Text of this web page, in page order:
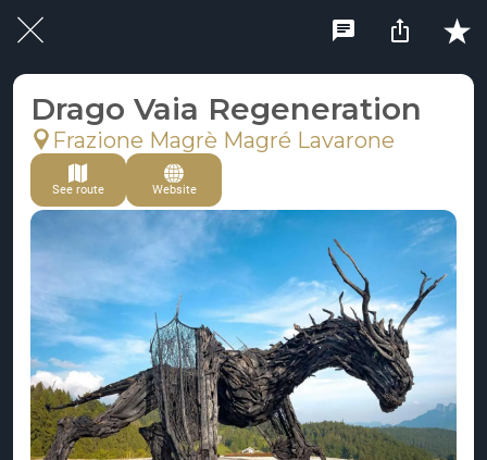
Drago Vaia Regeneration
Frazione Magrè Magré Lavarone
See route Website